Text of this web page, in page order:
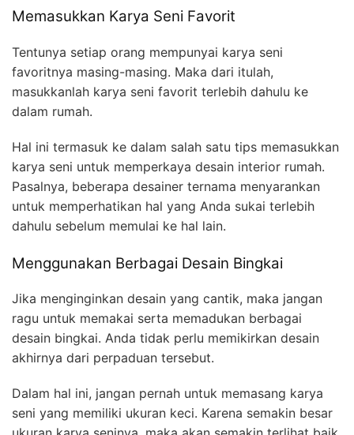
Memasukkan Karya Seni Favorit
Tentunya setiap orang mempunyai karya seni
favoritnya masing-masing. Maka dari itulah,
masukkanlah karya seni favorit terlebih dahulu ke
dalam rumah.
Hal ini termasuk ke dalam salah satu tips memasukkan
karya seni untuk memperkaya desain interior rumah.
Pasalnya, beberapa desainer ternama menyarankan
untuk memperhatikan hal yang Anda sukai terlebih
dahulu sebelum memulai ke hal lain.
Menggunakan Berbagai Desain Bingkai
Jika menginginkan desain yang cantik, maka jangan
ragu untuk memakai serta memadukan berbagai
desain bingkai. Anda tidak perlu memikirkan desain
akhirnya dari perpaduan tersebut.
Dalam hal ini, jangan pernah untuk memasang karya
seni yang memiliki ukuran keci. Karena semakin besar